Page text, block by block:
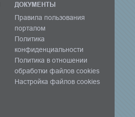
ДОКУМЕНТЫ
Правила пользования
порталом
Политика
конфиденциальности
Политика в отношении
обработки файлов cookies
Настройка файлов cookies